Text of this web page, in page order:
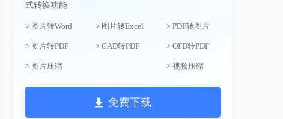
式转换功能
> 图片转Word > 图片转Excel > PDF转图片
> 图片转PDF > CAD转PDF > OFD转PDF
> 图片压缩 > 视频压缩
免费下载